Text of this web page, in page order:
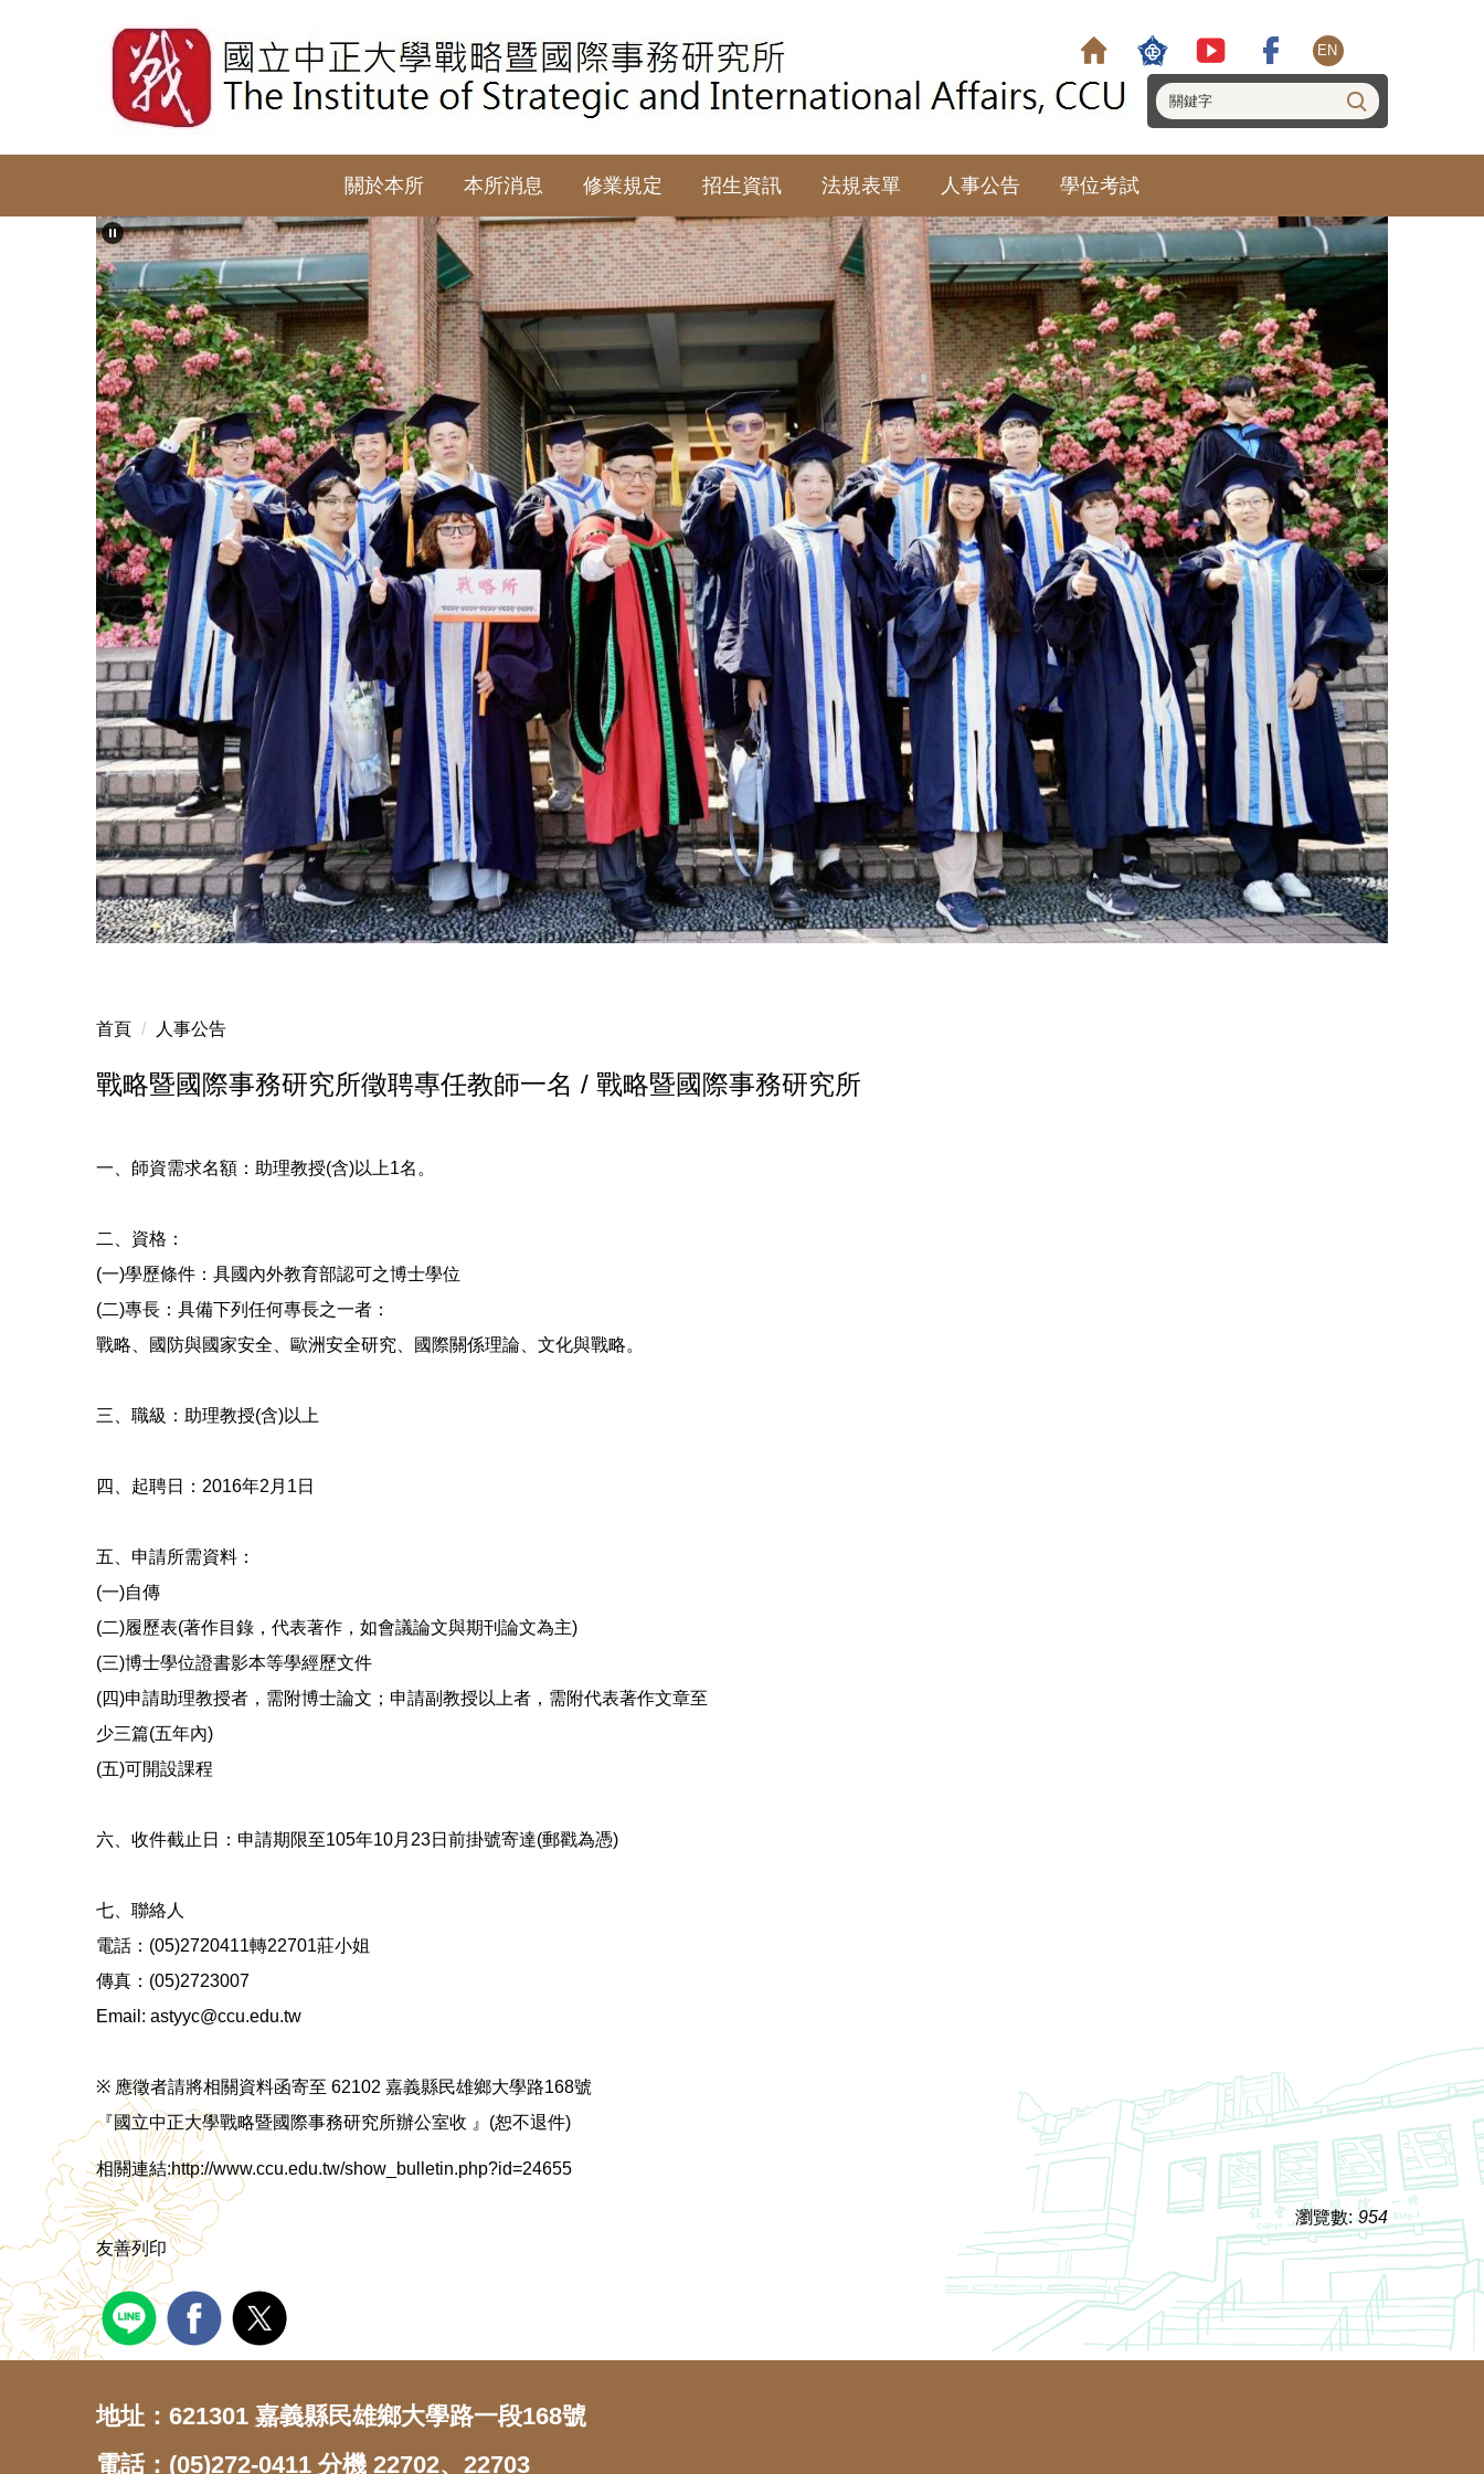
EN
關於本所 本所消息 修業規定 招生資訊 法規表單 人事公告 學位考試
首頁 人事公告
戰略暨國際事務研究所徵聘專任教師一名 / 戰略暨國際事務研究所
一、師資需求名額：助理教授(含)以上1名。
二、資格：
(一)學歷條件：具國內外教育部認可之博士學位
(二)專長：具備下列任何專長之一者：
戰略、國防與國家安全、歐洲安全研究、國際關係理論、文化與戰略。
三、職級：助理教授(含)以上
四、起聘日：2016年2月1日
五、申請所需資料：
(一)自傳
(二)履歷表(著作目錄，代表著作，如會議論文與期刊論文為主)
(三)博士學位證書影本等學經歷文件
(四)申請助理教授者，需附博士論文；申請副教授以上者，需附代表著作文章至
少三篇(五年內)
(五)可開設課程
六、收件截止日：申請期限至105年10月23日前掛號寄達(郵戳為憑)
七、聯絡人
電話：(05)2720411轉22701莊小姐
傳真：(05)2723007
Email: astyyc@ccu.edu.tw
※ 應徵者請將相關資料函寄至 62102 嘉義縣民雄鄉大學路168號
『國立中正大學戰略暨國際事務研究所辦公室收 』(恕不退件)
相關連結:http://www.ccu.edu.tw/show_bulletin.php?id=24655
瀏覽數: 954
友善列印
地址：621301 嘉義縣民雄鄉大學路一段168號
電話：(05)272-0411 分機 22702、22703